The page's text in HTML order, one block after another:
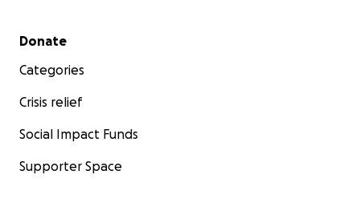
Secondary menu
Donate
Categories
Crisis relief
Social Impact Funds
Supporter Space